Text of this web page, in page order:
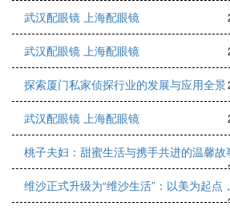
武汉配眼镜 上海配眼镜
武汉配眼镜 上海配眼镜
探索厦门私家侦探行业的发展与应用全景
武汉配眼镜 上海配眼镜
桃子夫妇：甜蜜生活与携手共进的温馨故
维沙正式升级为“维沙生活”：以美为起点